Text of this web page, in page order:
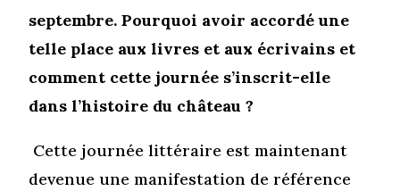
septembre. Pourquoi avoir accordé une
telle place aux livres et aux écrivains et
comment cette journée s’inscrit-elle
dans l’histoire du château ?
Cette journée littéraire est maintenant
devenue une manifestation de référence